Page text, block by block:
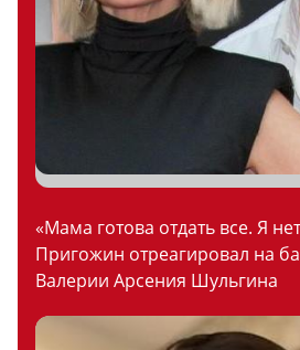
«Мама готова отдать все. Я
Пригожин отреагировал на
Валерии Арсения Шульгина